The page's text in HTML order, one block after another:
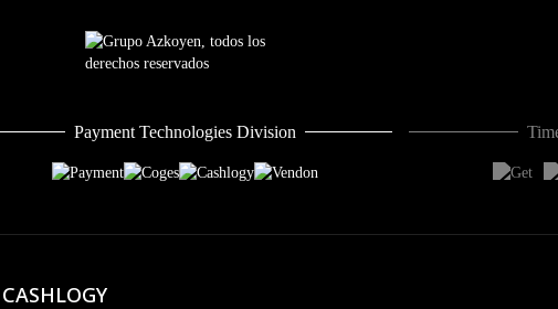
Payment Technologies Division
CASHLOGY